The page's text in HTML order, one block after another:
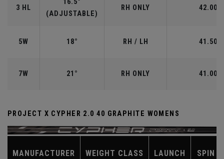
3 HL
16.5°
(ADJUSTABLE)
RH ONLY 42.00"
5W 18° RH / LH 41.50"
7W 21° RH ONLY 41.00"
PROJECT X CYPHER 2.0 40 GRAPHITE WOMENS
MANUFACTURER WEIGHT CLASS LAUNCH SPIN